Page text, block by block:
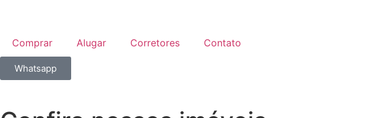
Comprar Alugar Corretores Contato
Whatsapp